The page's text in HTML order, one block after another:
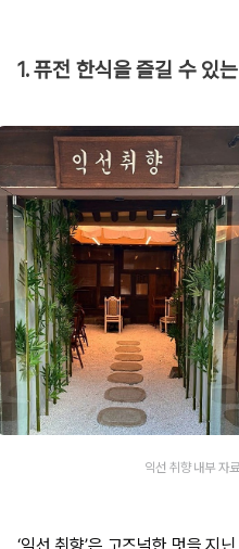
1. 퓨전 한식을 즐길 수 있
익선 취향 내부 자